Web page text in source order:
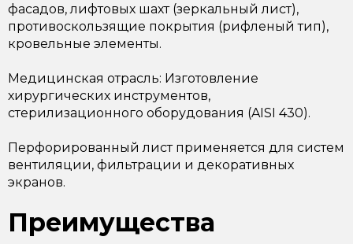
фасадов, лифтовых шахт (зеркальный лист),
противоскользящие покрытия (рифленый тип),
кровельные элементы.
Медицинская отрасль: Изготовление
хирургических инструментов,
стерилизационного оборудования (AISI 430).
Перфорированный лист применяется для систем
вентиляции, фильтрации и декоративных
экранов.
Преимущества